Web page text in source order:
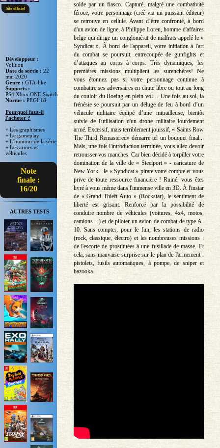
Site officiel
Développeur :
Volition
Date de sortie :22
mai 2020
Genre :GTA-like
Supports :
PS4 Xbox ONE Switch
Norme :PEGI 18
Pourquoi faut-il
l'acheter ?
+ Les graphismes
+ Le gameplay
+ L'humour de la série
+ Les armes et
véhicules
Note
finale :
16/20
AUTRES TESTS
solde par un fiasco. Capturé, malgré une combativité
féroce, votre personnage (créé via un puissant éditeur)
se retrouve en cellule. Avant d’être confronté, à bord
d'un avion de ligne, à Philippe Loren, homme d'affaires
belge qui dirige un conglomérat de malfrats appelé le «
Syndicat ». À bord de l'appareil, votre initiation à l'art
du combat se poursuit, entrecoupée de gunfights et
d’attaques au corps à corps. Très dynamiques, les
premières missions multiplient les surenchères! Ne
vous étonnez pas si votre personnage continue à
combattre ses adversaires en chute libre ou tout au long
du couloir du Boeing en plein vol… Une fois au sol, la
frénésie se poursuit par un déluge de feu à bord d’un
véhicule militaire équipé d’une mitrailleuse, bientôt
suivie de l'utilisation d'un drone militaire lourdement
armé. Excessif, mais terriblement jouissif, « Saints Row
The Third Remastered» démarre tel un bouquet final...
Mais, une fois l'introduction terminée, vous allez devoir
retrousser vos manches. Car bien décidé à torpiller votre
domination de la ville de « Steelport » - caricature de
New York - le « Syndicat » pirate votre compte et vous
prive de toute ressource financière ! Ruiné, vous êtes
livré à vous même dans l'immense ville en 3D. À l'instar
de « Grand Thieft Auto » (Rockstar), le sentiment de
liberté est grisant. Renforcé par la possibilité de
conduire nombre de véhicules (voitures, 4x4, motos,
camions…) et de piloter un avion de combat de type A-
10. Sans compter, pour le fun, les stations de radio
(rock, classique, électro) et les nombreuses missions :
de l'escorte de prostituées à une fusillade de masse. Et
cela, sans mauvaise surprise sur le plan de l'armement :
pistolets, fusils automatiques, à pompe, de sniper et
bazooka.